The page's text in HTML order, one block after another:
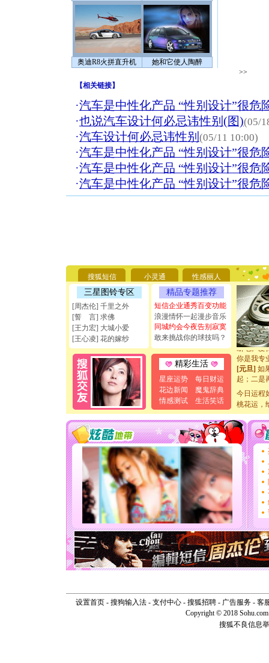
奥迪R8火拼直升机 她和它使人陶醉
>>
【相关链接】
·汽车是中性化产品 “性别设计”很危
·也说汽车设计何必忌讳性别(图)(05/
·汽车设计何必忌讳性别 (05/11 10:00)
·汽车是中性化产品 “性别设计”很危
·汽车是中性化产品 “性别设计”很危
·汽车是中性化产品 “性别设计”很危
搜狐短信 小灵通 性感丽人
三星图铃专区
[周杰伦] 千里之外
[誓 言] 求佛
[王力宏] 大城小爱
[王心凌] 花的嫁纱
精品专题推荐
短信企业通秀百变功能
浪漫情怀一起漫步音乐
同城约会今夜告别寂寞
敢来挑战你的球技吗？
精彩生活
星座运势
每日财运
花边新闻
魔鬼辞典
情感测试
生活笑话
要平安
[圣诞节]
能正大光
天都要快
[圣诞节]
如意,快
[元旦]看
断电。爱
你是我专
[元旦] 如
起；二是
[元旦]当
泣，这痛
卖了。水
[春节]风
颜！冬
道一声
[春节]
片叶子
送你一
[圣诞节]
你太多
要平安
[圣诞节]
能正大光
天都要快
[圣诞节]
如意,快
[元旦]看
[元旦]
如
起；二是
离。水晶
今日运程
桃花运，
设置首页- 搜狗输入法- 支付中心- 搜狐招聘- 广告服务- 客
Copyright © 2018
搜狐不良信息